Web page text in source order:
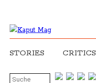
STORIES CRITICS